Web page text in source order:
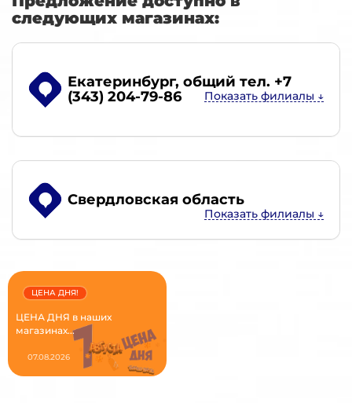
следующих магазинах:
Екатеринбург, общий тел. +7
(343) 204-79-86
Свердловская область
ЦЕНА ДНЯ в наших
магазинах...
ЦЕНА ДНЯ!
07.08.2026